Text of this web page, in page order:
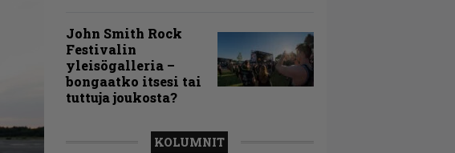
John Smith Rock
Festivalin
yleisögalleria –
bongaatko itsesi tai
tuttuja joukosta?
KOLUMNIT